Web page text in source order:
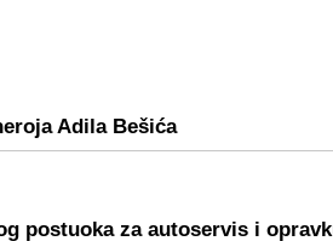
Adila Bešića
postuoka za autoservis i